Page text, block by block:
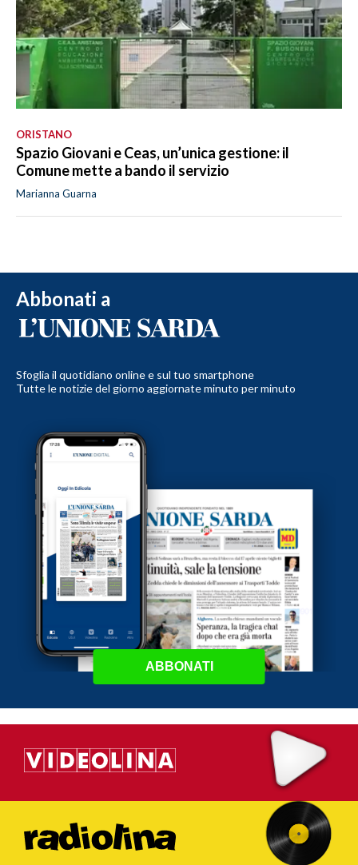
ORISTANO
Spazio Giovani e Ceas, un’unica gestione: il
Comune mette a bando il servizio
Marianna Guarna
Abbonati a
Sfoglia il quotidiano online e sul tuo smartphone
Tutte le notizie del giorno aggiornate minuto per minuto
ABBONATI